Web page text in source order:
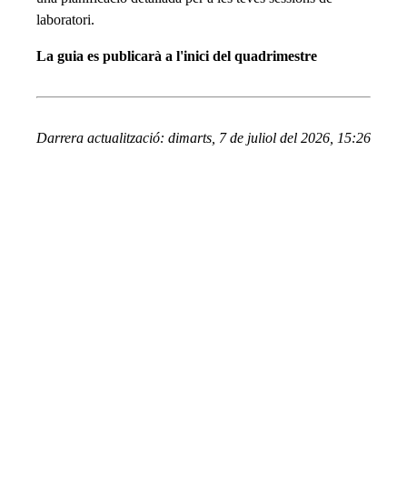
laboratori.
La guia es publicarà a l'inici del quadrimestre
Darrera actualització: dimarts, 7 de juliol del 2026, 15:26